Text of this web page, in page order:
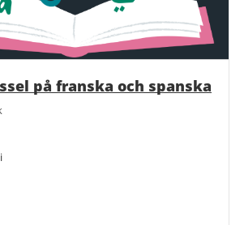
på franska och spanska